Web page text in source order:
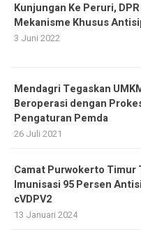
Kunjungan Ke Peruri,
Mekanisme Khusus
3 Juni 2022
Mendagri Tegaskan
Beroperasi dengan
Pengaturan Pemda
26 Juli 2021
Camat Purwokerto Timur
Imunisasi 95 Persen
cVDPV2
13 Januari 2024